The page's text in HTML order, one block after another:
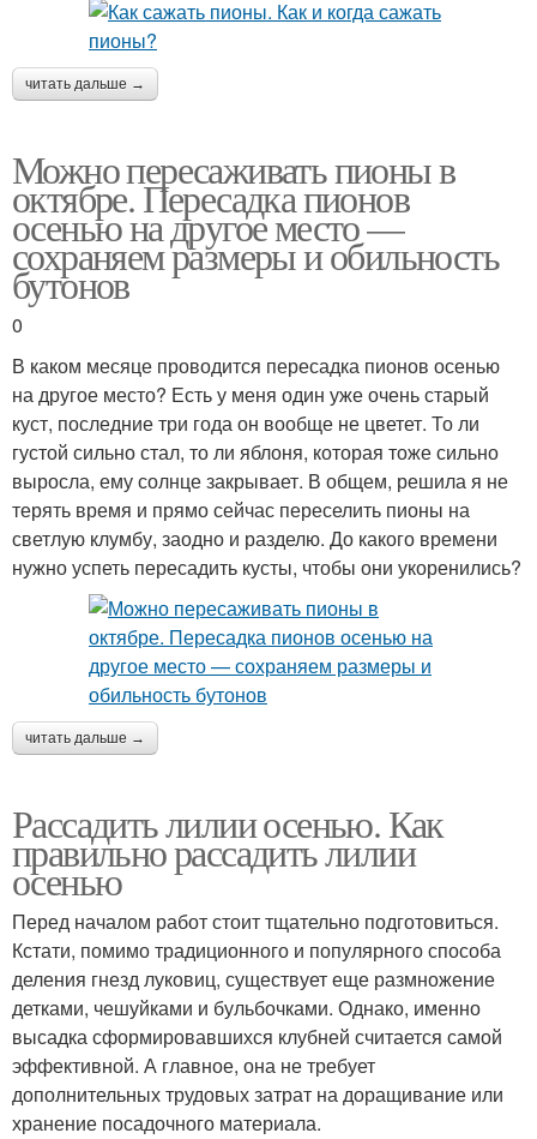
читать дальше →
Можно пересаживать пионы в
октябре. Пересадка пионов
осенью на другое место —
сохраняем размеры и обильность
бутонов
0
В каком месяце проводится пересадка пионов осенью
на другое место? Есть у меня один уже очень старый
куст, последние три года он вообще не цветет. То ли
густой сильно стал, то ли яблоня, которая тоже сильно
выросла, ему солнце закрывает. В общем, решила я не
терять время и прямо сейчас переселить пионы на
светлую клумбу, заодно и разделю. До какого времени
нужно успеть пересадить кусты, чтобы они укоренились?
читать дальше →
Рассадить лилии осенью. Как
правильно рассадить лилии
осенью
Перед началом работ стоит тщательно подготовиться.
Кстати, помимо традиционного и популярного способа
деления гнезд луковиц, существует еще размножение
детками, чешуйками и бульбочками. Однако, именно
высадка сформировавшихся клубней считается самой
эффективной. А главное, она не требует
дополнительных трудовых затрат на доращивание или
хранение посадочного материала.